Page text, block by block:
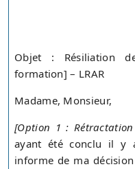
Objet : Résiliation
formation] – LRAR
Madame, Monsieur,
[Option 1 :
ayant été conclu il y
informe de ma